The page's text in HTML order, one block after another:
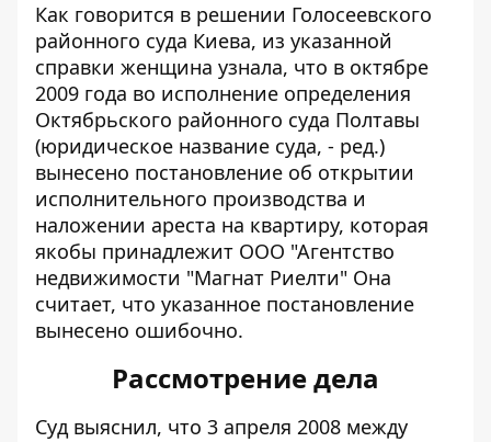
Как говорится в решении Голосеевского
районного суда Киева, из указанной
справки женщина узнала, что в октябре
2009 года во исполнение определения
Октябрьского районного суда Полтавы
(юридическое название суда, - ред.)
вынесено постановление об открытии
исполнительного производства и
наложении ареста на квартиру, которая
якобы принадлежит ООО "Агентство
недвижимости "Магнат Риелти" Она
считает, что указанное постановление
вынесено ошибочно.
Рассмотрение дела
Суд выяснил, что 3 апреля 2008 между